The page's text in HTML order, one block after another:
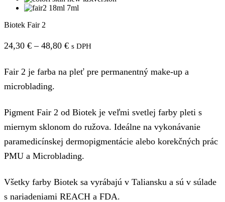
Biotek Fair 2
24,30 € – 48,80 €Price
24,30 €
s DPH
Fair 2 je farba na pleť pre permanentný make-up a
microblading.
Pigment Fair 2 od Biotek je veľmi svetlej farby pleti s
miernym sklonom do ružova. Ideálne na vykonávanie
paramedicínskej dermopigmentácie alebo korekčných prác
PMU a Microblading.
Všetky farby Biotek sa vyrábajú v Taliansku a sú v súlade
s nariadeniami REACH a FDA.